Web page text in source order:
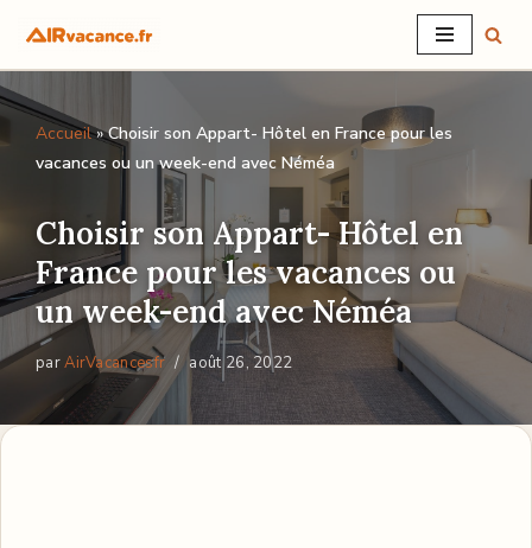
Aller
au
contenu
Accueil»Choisir son Appart- Hôtel en France pour les
vacances ou un week-end avec Néméa
Choisir son Appart- Hôtel en
France pour les vacances ou
un week-end avec Néméa
parAirVacancesfr août 26, 2022